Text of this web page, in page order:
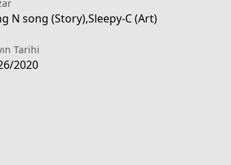
N song (Story),Sleepy-C (Art)
Tarihi
2020